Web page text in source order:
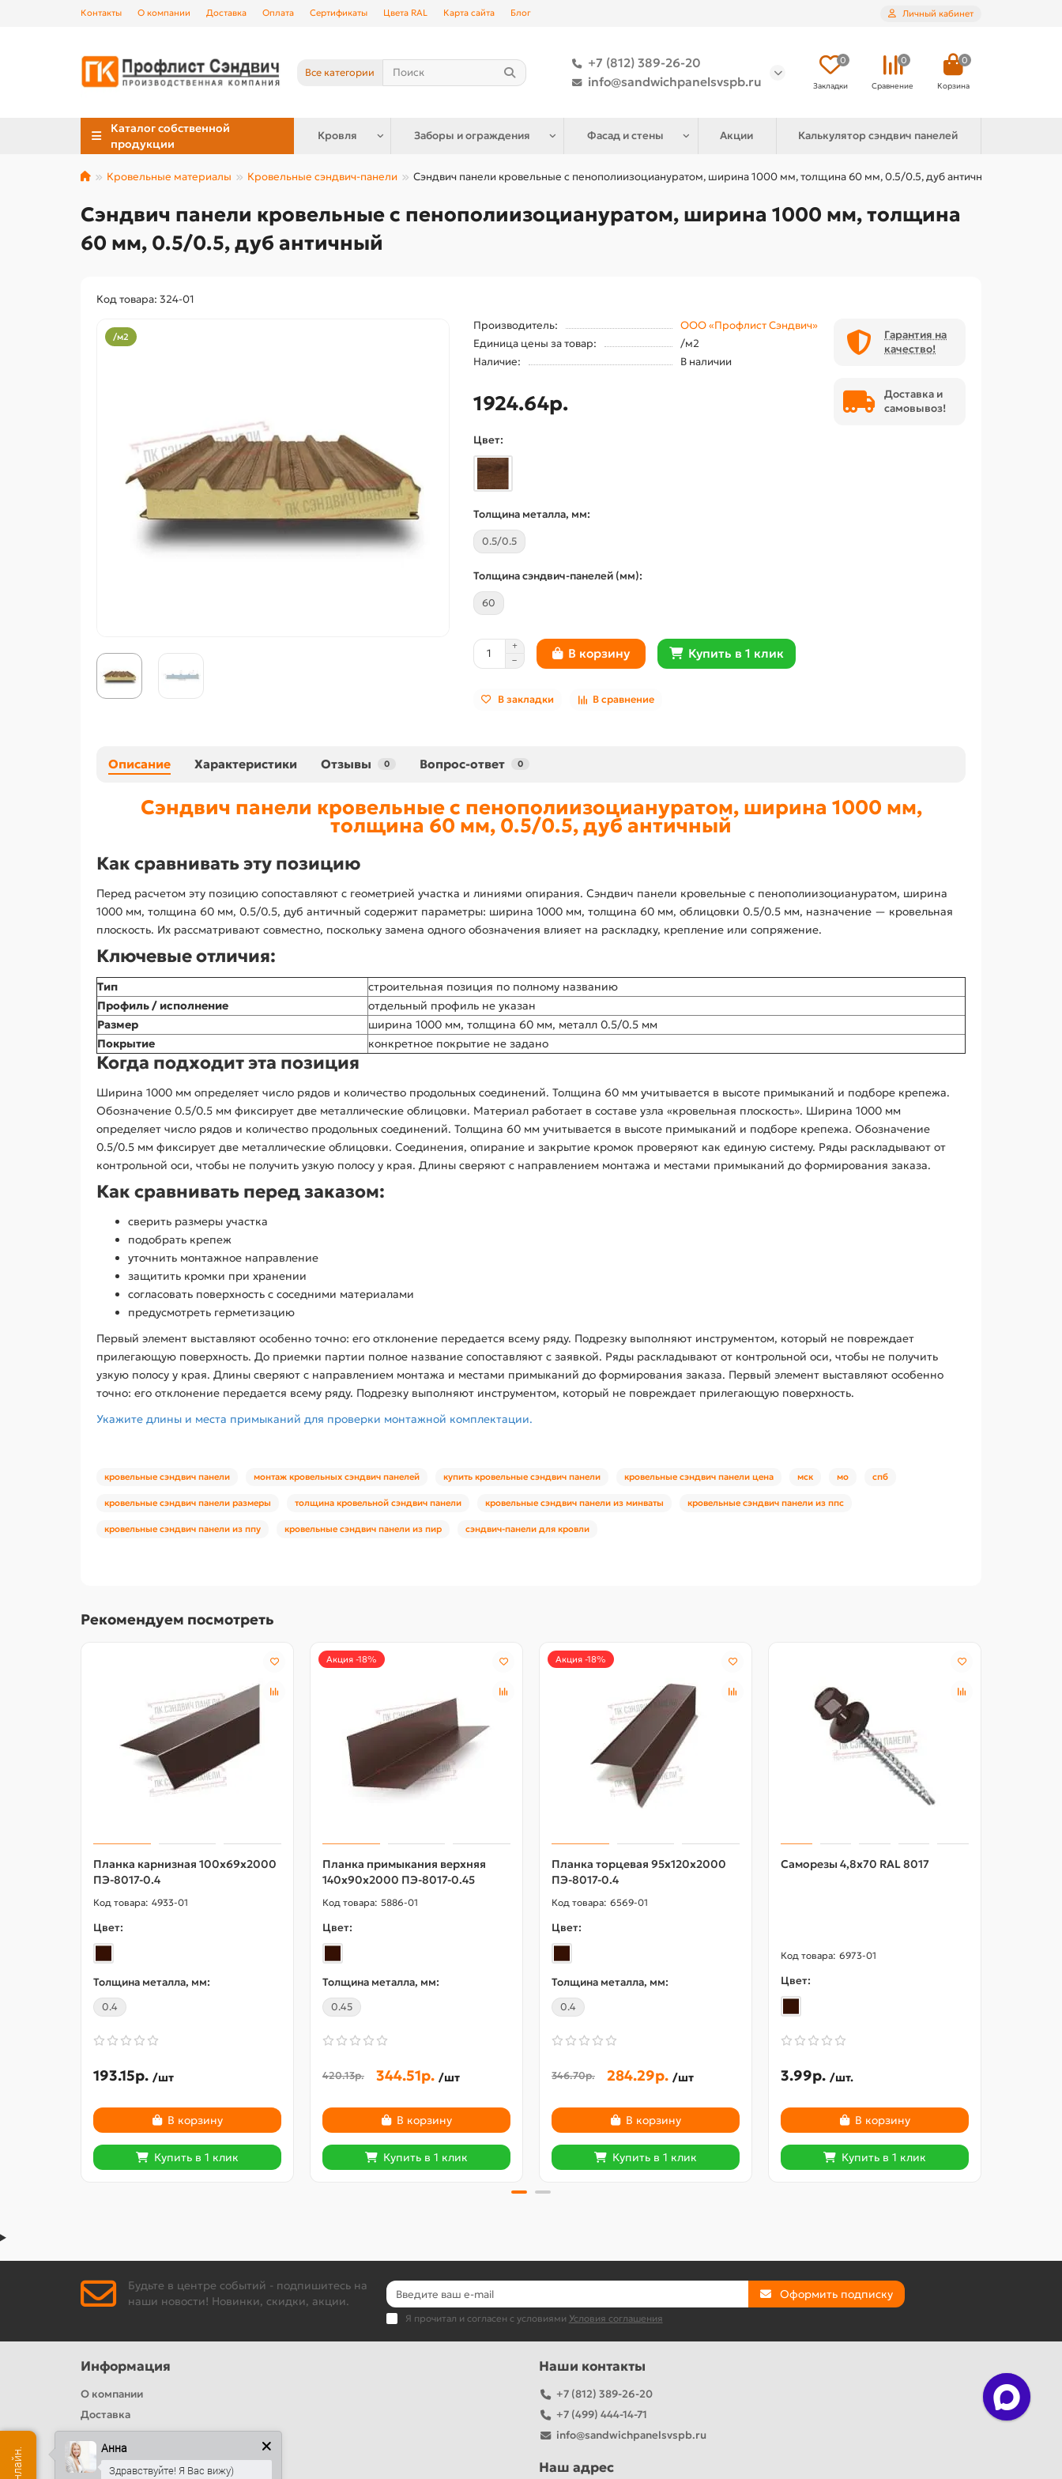
Контакты О компании Доставка Оплата Сертификаты Цвета RAL Карта сайта Блог Личный кабинет
Все категории
+7 (812) 389-26-20
info@sandwichpanelsvspb.ru
0
Закладки
0
Сравнение
0
Корзина
Каталог собственной
продукции
Кровля Заборы и ограждения Фасад и стены Акции Калькулятор сэндвич панелей
Кровельные материалы Кровельные сэндвич-панели Сэндвич панели кровельные с пенополиизоциануратом, ширина 1000 мм, толщина 60 мм, 0.5/0.5, дуб античный
Сэндвич панели кровельные с пенополиизоциануратом, ширина 1000 мм, толщина
60 мм, 0.5/0.5, дуб античный
Код товара: 324-01
/м2
Производитель:
ООО «Профлист Сэндвич»
Единица цены за товар:
/м2
Наличие:
В наличии
1924.64р.
Цвет:
Толщина металла, мм:
0.5/0.5
Толщина сэндвич-панелей (мм):
60
В корзину Купить в 1 клик
В закладки В сравнение
Гарантия на
качество!
Доставка и
самовывоз!
Описание Характеристики Отзывы 0 Вопрос-ответ 0
Сэндвич панели кровельные с пенополиизоциануратом, ширина 1000 мм,
толщина 60 мм, 0.5/0.5, дуб античный
Как сравнивать эту позицию
Перед расчетом эту позицию сопоставляют с геометрией участка и линиями опирания. Сэндвич панели кровельные с пенополиизоциануратом, ширина
1000 мм, толщина 60 мм, 0.5/0.5, дуб античный содержит параметры: ширина 1000 мм, толщина 60 мм, облицовки 0.5/0.5 мм, назначение — кровельная
плоскость. Их рассматривают совместно, поскольку замена одного обозначения влияет на раскладку, крепление или сопряжение.
Ключевые отличия:
Тип
строительная позиция по полному названию
Профиль / исполнение
отдельный профиль не указан
Размер
ширина 1000 мм, толщина 60 мм, металл 0.5/0.5 мм
Покрытие
конкретное покрытие не задано
Когда подходит эта позиция
Ширина 1000 мм определяет число рядов и количество продольных соединений. Толщина 60 мм учитывается в высоте примыканий и подборе крепежа.
Обозначение 0.5/0.5 мм фиксирует две металлические облицовки. Материал работает в составе узла «кровельная плоскость». Ширина 1000 мм
определяет число рядов и количество продольных соединений. Толщина 60 мм учитывается в высоте примыканий и подборе крепежа. Обозначение
0.5/0.5 мм фиксирует две металлические облицовки. Соединения, опирание и закрытие кромок проверяют как единую систему. Ряды раскладывают от
контрольной оси, чтобы не получить узкую полосу у края. Длины сверяют с направлением монтажа и местами примыканий до формирования заказа.
Как сравнивать перед заказом:
сверить размеры участка
подобрать крепеж
уточнить монтажное направление
защитить кромки при хранении
согласовать поверхность с соседними материалами
предусмотреть герметизацию
Первый элемент выставляют особенно точно: его отклонение передается всему ряду. Подрезку выполняют инструментом, который не повреждает
прилегающую поверхность. До приемки партии полное название сопоставляют с заявкой. Ряды раскладывают от контрольной оси, чтобы не получить
узкую полосу у края. Длины сверяют с направлением монтажа и местами примыканий до формирования заказа. Первый элемент выставляют особенно
точно: его отклонение передается всему ряду. Подрезку выполняют инструментом, который не повреждает прилегающую поверхность.
Укажите длины и места примыканий для проверки монтажной комплектации.
кровельные сэндвич панели монтаж кровельных сэндвич панелей купить кровельные сэндвич панели кровельные сэндвич панели цена мск мо спб
кровельные сэндвич панели размеры толщина кровельной сэндвич панели кровельные сэндвич панели из минваты кровельные сэндвич панели из ппс
кровельные сэндвич панели из ппу кровельные сэндвич панели из пир сэндвич-панели для кровли
Рекомендуем посмотреть
Планка карнизная 100х69х2000
ПЭ-8017-0.4
4933-01
Цвет:
Толщина металла, мм:
0.4
193.15р. /шт
В корзину
Купить в 1 клик
Акция -18%
Планка примыкания верхняя
140х90х2000 ПЭ-8017-0.45
5886-01
Цвет:
Толщина металла, мм:
0.45
420.13р. 344.51р. /шт
В корзину
Купить в 1 клик
Акция -18%
Планка торцевая 95х120х2000
ПЭ-8017-0.4
6569-01
Цвет:
Толщина металла, мм:
0.4
346.70р. 284.29р. /шт
В корзину
Купить в 1 клик
Саморезы 4,8х70 RAL 8017
6973-01
Цвет:
3.99р. /шт.
В корзину
Купить в 1 клик
Будьте в центре событий - подпишитесь на
наши новости! Новинки, скидки, акции.
Оформить подписку
Я прочитал и согласен с условиями Условия соглашения
Информация
О компании
Доставка
Политика безопасности
Условия соглашения
Наши контакты
+7 (812) 389-26-20
+7 (499) 444-14-71
info@sandwichpanelsvspb.ru
Наш адрес
Анна
Здравствуйте! Я Вас вижу)